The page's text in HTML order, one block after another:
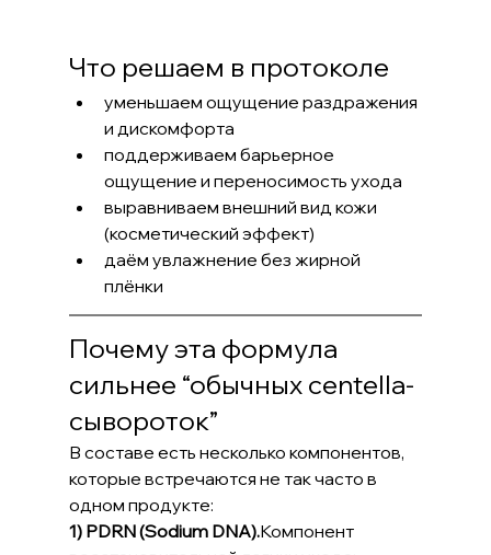
Что решаем в протоколе
уменьшаем ощущение раздражения
и дискомфорта
поддерживаем барьерное
ощущение и переносимость ухода
выравниваем внешний вид кожи
(косметический эффект)
даём увлажнение без жирной
плёнки
Почему эта формула
сильнее “обычных centella-
сывороток”
В составе есть несколько компонентов,
которые встречаются не так часто в
одном продукте:
1) PDRN (Sodium DNA).Компонент